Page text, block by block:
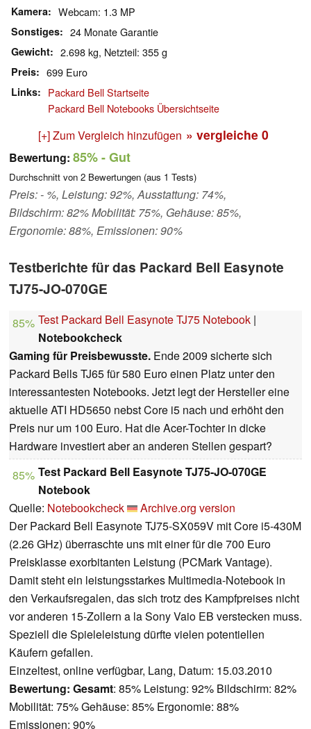
Kamera Webcam: 1.3 MP
Sonstiges 24 Monate Garantie
Gewicht 2.698 kg, Netzteil: 355 g
Preis 699 Euro
Links
Packard Bell Startseite
Packard Bell Notebooks Übersichtseite
[+] Zum Vergleich hinzufügen » vergleiche 0
Bewertung: 85%- Gut
Durchschnitt von 2 Bewertungen (aus 1 Tests)
Preis: - %, Leistung: 92%, Ausstattung: 74%,
Bildschirm: 82% Mobilität: 75%, Gehäuse: 85%,
Ergonomie: 88%, Emissionen: 90%
Testberichte für das Packard Bell Easynote
TJ75-JO-070GE
85% Test Packard Bell Easynote TJ75 Notebook |
Notebookcheck
Gaming für Preisbewusste. Ende 2009 sicherte sich
Packard Bells TJ65 für 580 Euro einen Platz unter den
interessantesten Notebooks. Jetzt legt der Hersteller eine
aktuelle ATI HD5650 nebst Core i5 nach und erhöht den
Preis nur um 100 Euro. Hat die Acer-Tochter in dicke
Hardware investiert aber an anderen Stellen gespart?
85% Test Packard Bell Easynote TJ75-JO-070GE
Notebook
Quelle: Notebookcheck
Archive.org version
Der Packard Bell Easynote TJ75-SX059V mit Core i5-430M
(2.26 GHz) überraschte uns mit einer für die 700 Euro
Preisklasse exorbitanten Leistung (PCMark Vantage).
Damit steht ein leistungsstarkes Multimedia-Notebook in
den Verkaufsregalen, das sich trotz des Kampfpreises nicht
vor anderen 15-Zollern a la Sony Vaio EB verstecken muss.
Speziell die Spieleleistung dürfte vielen potentiellen
Käufern gefallen.
Einzeltest, online verfügbar, Lang, Datum: 15.03.2010
Bewertung: Gesamt: 85% Leistung: 92% Bildschirm: 82%
Mobilität: 75% Gehäuse: 85% Ergonomie: 88%
Emissionen: 90%